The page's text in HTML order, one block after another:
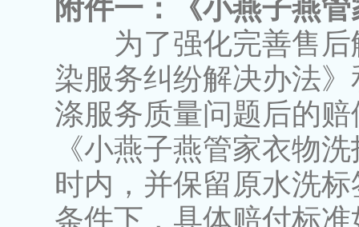
附件一：《小燕子燕
为了强化完善售
染服务纠纷解决办法
涤服务质量问题后的
《小燕子燕管家衣物
时内，并保留原水洗
条件下，具体赔付标准